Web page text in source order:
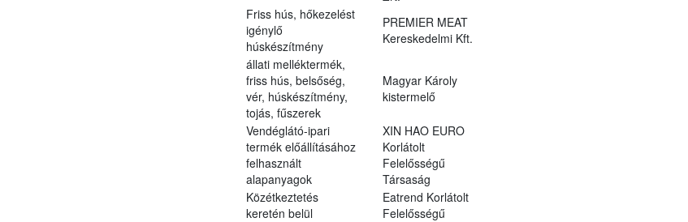
Friss hús, hőkezelést
igénylő
húskészítmény
PREMIER MEAT
Kereskedelmi Kft.
állati melléktermék,
friss hús, belsőség,
vér, húskészítmény,
tojás, fűszerek
Magyar Károly
kistermelő
Vendéglátó-ipari
termék előállításához
felhasznált
alapanyagok
XIN HAO EURO
Korlátolt
Felelősségű
Társaság
Közétkeztetés
keretén belül
Eatrend Korlátolt
Felelősségű